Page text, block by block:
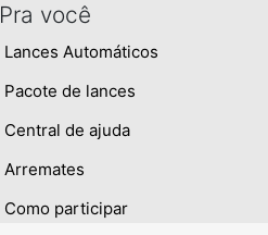
Pra você
Lances Automáticos
Pacote de lances
Central de ajuda
Arremates
Como participar